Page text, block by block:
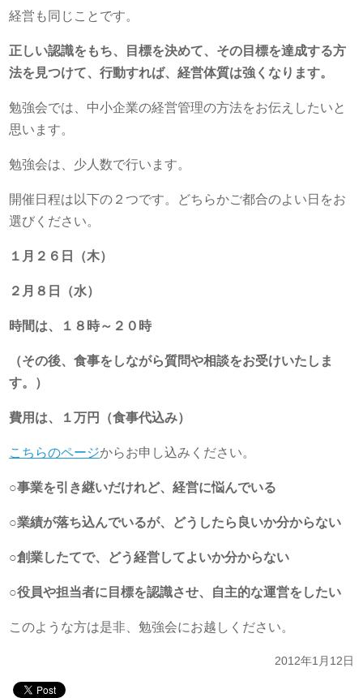
経営も同じことです。
正しい認識をもち、目標を決めて、その目標を達成する方
法を見つけて、行動すれば、経営体質は強くなります。
勉強会では、中小企業の経営管理の方法をお伝えしたいと
思います。
勉強会は、少人数で行います。
開催日程は以下の２つです。どちらかご都合のよい日をお
選びください。
１月２６日（木）
２月８日（水）
時間は、１８時～２０時
（その後、食事をしながら質問や相談をお受けいたしま
す。）
費用は、１万円（食事代込み）
こちらのページからお申し込みください。
○事業を引き継いだけれど、経営に悩んでいる
○業績が落ち込んでいるが、どうしたら良いか分からない
○創業したてで、どう経営してよいか分からない
○役員や担当者に目標を認識させ、自主的な運営をしたい
このような方は是非、勉強会にお越しください。
2012年1月12日